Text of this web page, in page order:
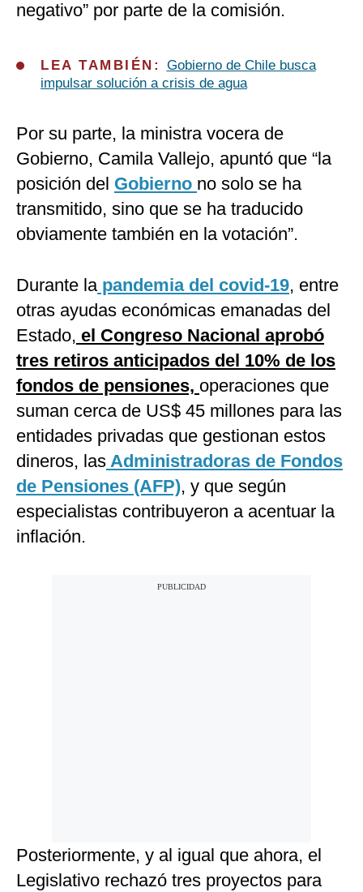
negativo” por parte de la comisión.
LEA TAMBIÉN: Gobierno de Chile busca
impulsar solución a crisis de agua
Por su parte, la ministra vocera de
Gobierno, Camila Vallejo, apuntó que “la
posición del Gobierno no solo se ha
transmitido, sino que se ha traducido
obviamente también en la votación”.
Durante lapandemia del covid-19, entre
otras ayudas económicas emanadas del
Estado, el Congreso Nacional aprobó
tres retiros anticipados del 10% de los
fondos de pensiones, operaciones que
suman cerca de US$ 45 millones para las
entidades privadas que gestionan estos
dineros, las Administradoras de Fondos
de Pensiones (AFP), y que según
especialistas contribuyeron a acentuar la
inflación.
Posteriormente, y al igual que ahora, el
Legislativo rechazó tres proyectos para